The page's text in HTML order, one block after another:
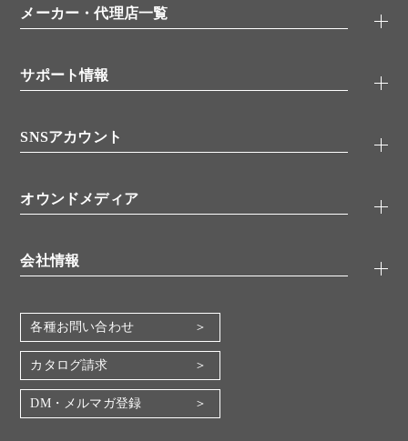
ウェビナー （オンラインセミナー）
学会・展示スケジュール
抗体
シグナル伝達
糖類／レクチン
分子生物
バイオメディカル(環境・食品)
機器・消耗品
メーカー・代理店一覧
代理店
サポート情報
アプリケーションノート
書類ダウンロード
SNSアカウント
YouTube
オウンドメディア
会社情報
会社概要
地図・アクセス（本社）
IR情報
電子公告
各種お問い合わせ
カタログ請求
DM・メルマガ登録